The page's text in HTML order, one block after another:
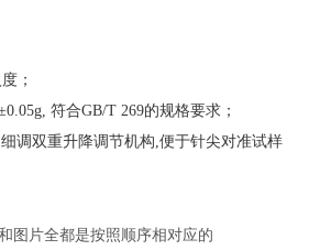
；
符合GB/T 269的规格要求；
双重升降调节机构,便于针尖对准试样
图片全都是按照顺序相对应的